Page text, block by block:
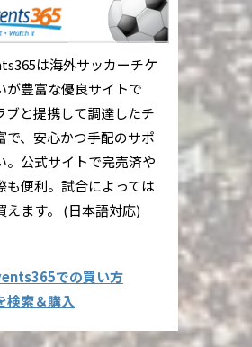
は海外サッカーチケ
が豊富な優良サイトで
ブと提携して調達したチ
で、安心かつ手配のサポ
。公式サイトで完売済や
も便利。試合によっては
えます。 (日本語対応)
での買い方
検索＆購入